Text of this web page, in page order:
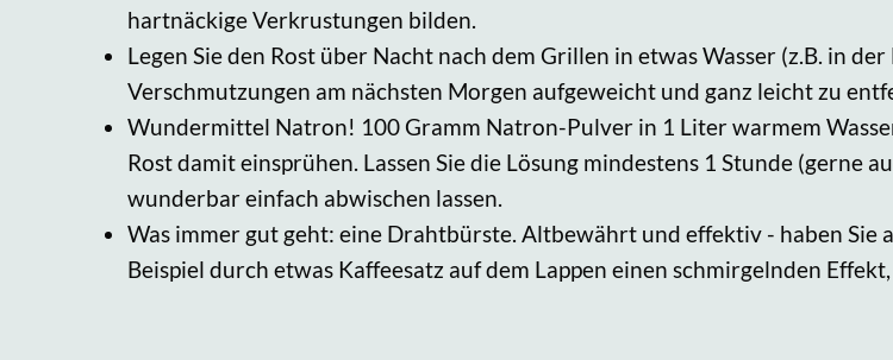
hartnäckige Verkrustungen bilden.
Legen Sie den Rost über Nacht nach dem Grillen in etwas Wasser (z.B. in
Verschmutzungen am nächsten Morgen aufgeweicht und ganz leicht zu
Wundermittel Natron! 100 Gramm Natron-Pulver in 1 Liter warmem
Rost damit einsprühen. Lassen Sie die Lösung mindestens 1 Stunde (gerne
wunderbar einfach abwischen lassen.
Was immer gut geht: eine Drahtbürste. Altbewährt und effektiv - haben Sie
Beispiel durch etwas Kaffeesatz auf dem Lappen einen schmirgelnden